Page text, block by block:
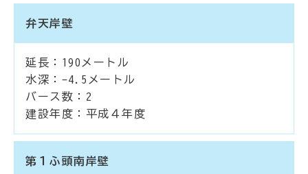
弁天岸壁
延長：190メートル
水深：-4.5メートル
バース数：2
建設年度：平成４年度
第１ふ頭南岸壁